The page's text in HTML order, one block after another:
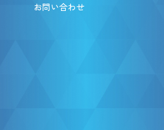
お問い合わせ